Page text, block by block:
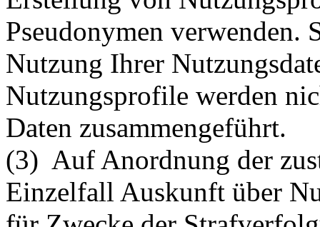
Pseudonymen verwenden.
Nutzung Ihrer
Nutzungsprofile werden
Daten zusammengeführt.
(3) Auf Anordnung der
Einzelfall Auskunft über